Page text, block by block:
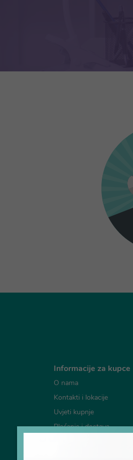
Informacije za kupce
O nama
Kontakti i lokacije
Uvjeti kupnje
Plaćanje i dostava